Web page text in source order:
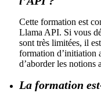
Cette formation est
Llama API. Si vous
sont très limitées, il
formation d’initiation
d’aborder les notions
La formation